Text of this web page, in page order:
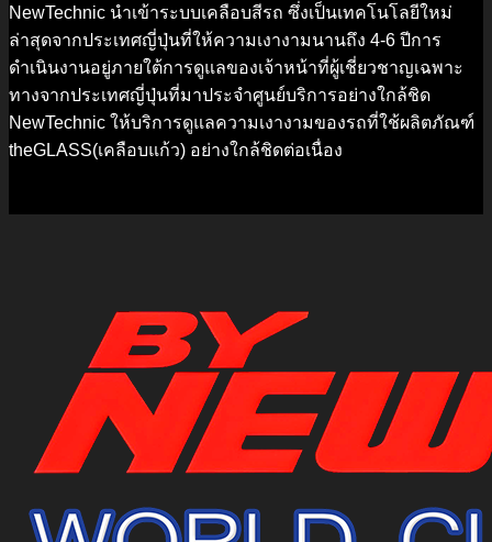
NewTechnic นำเข้าระบบเคลือบสีรถ ซึ่งเป็นเทคโนโลยีใหม่
ล่าสุดจากประเทศญี่ปุ่นที่ให้ความเงางามนานถึง 4-6 ปีการ
ดำเนินงานอยู่ภายใต้การดูแลของเจ้าหน้าที่ผู้เชี่ยวชาญเฉพาะ
ทางจากประเทศญี่ปุ่นที่มาประจำศูนย์บริการอย่างใกล้ชิด
NewTechnic ให้บริการดูแลความเงางามของรถที่ใช้ผลิตภัณฑ์
theGLASS(เคลือบแก้ว) อย่างใกล้ชิดต่อเนื่อง